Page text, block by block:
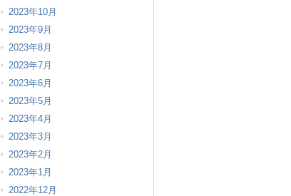
2023年10月
2023年9月
2023年8月
2023年7月
2023年6月
2023年5月
2023年4月
2023年3月
2023年2月
2023年1月
2022年12月